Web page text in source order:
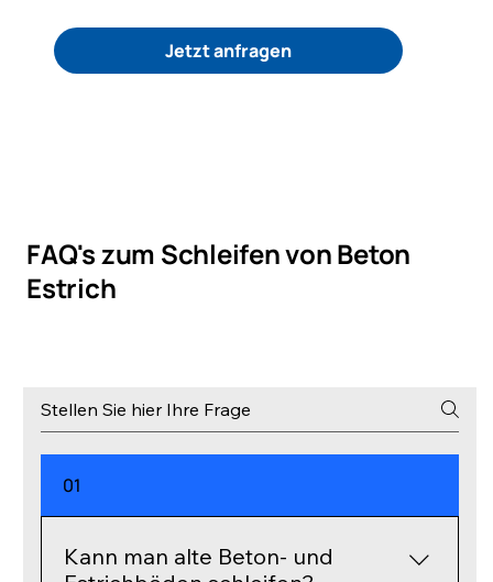
FAQ's zum Schleifen von Beton
Estrich
Jetzt anfragen
01
Kann man alte Beton- und